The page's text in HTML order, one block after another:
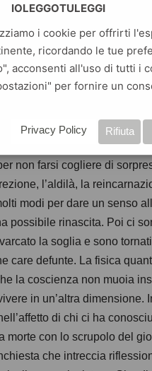
alla morte? Miliardi
ci impedisce di
sul dopo. Facciamo di tutto
della vita ci fa paura,
peggiore dei mali. Ma forse
non farsi cogliere di
l’aldilà, la
modi per dare un senso
possibile rinascita. Poi ci
la soglia e sono
care defunte. La fisica
la coscienza non muoia
in un’altra dimensione.
di chi ci ha
morte con lo scrupolo del
che intreccia
IOLEGGOTULEGGI
i cookie per offrirti
ricordando le tue
acconsenti all'uso di tutti i
per fornire un
Rifiuta
Privacy Policy